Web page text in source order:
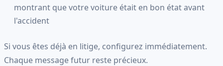
montrant que votre voiture était en bon état avant
l'accident
Si vous êtes déjà en litige, configurez immédiatement.
Chaque message futur reste précieux.